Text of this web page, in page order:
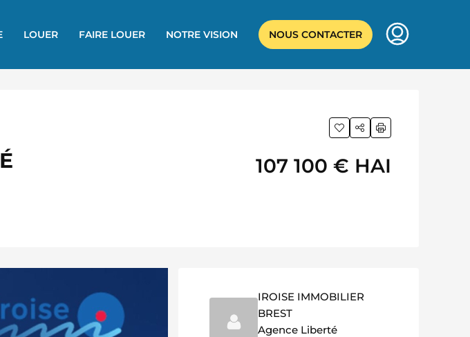
LOUER FAIRE LOUER NOTRE VISION NOUS CONTACTER
107 100 € HAI
IROISE IMMOBILIER
BREST
Agence Liberté